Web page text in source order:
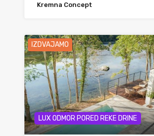
Kremna Concept
IZDVAJAMO
LUX ODMOR PORED REKE DRINE